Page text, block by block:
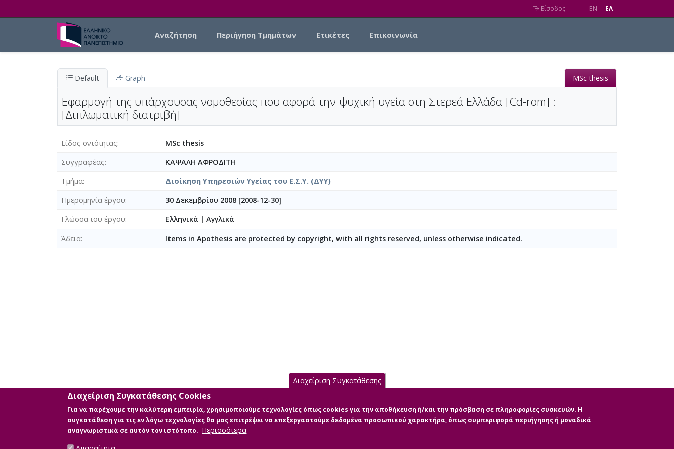
Είσοδος EN EΛ
Αναζήτηση Περιήγηση Τμημάτων Ετικέτες Επικοινωνία
Default Graph MSc thesis
Εφαρμογή της υπάρχουσας νομοθεσίας που αφορά την ψυχική υγεία στη Στερεά Ελλάδα [Cd-rom] :
[Διπλωματική διατριβή]
Είδος οντότητας
MSc thesis
Συγγραφέας
ΚΑΨΑΛΗ ΑΦΡΟΔΙΤΗ
Τμήμα
Διοίκηση Υπηρεσιών Υγείας του Ε.Σ.Υ. (ΔΥΥ)
Ημερομηνία έργου
30 Δεκεμβρίου 2008 [2008-12-30]
Γλώσσα του έργου
Ελληνικά | Αγγλικά
Άδεια
Items in Apothesis are protected by copyright, with all rights reserved, unless otherwise indicated.
Διαχείριση Συγκατάθεσης
Διαχείριση Συγκατάθεσης Cookies
Για να παρέχουμε την καλύτερη εμπειρία, χρησιμοποιούμε τεχνολογίες όπως cookies για την αποθήκευση ή/και την πρόσβαση σε πληροφορίες συσκευών. Η
συγκατάθεση για τις εν λόγω τεχνολογίες θα μας επιτρέψει να επεξεργαστούμε δεδομένα προσωπικού χαρακτήρα, όπως συμπεριφορά περιήγησης ή μοναδικά
αναγνωριστικά σε αυτόν τον ιστότοπο. Περισσότερα